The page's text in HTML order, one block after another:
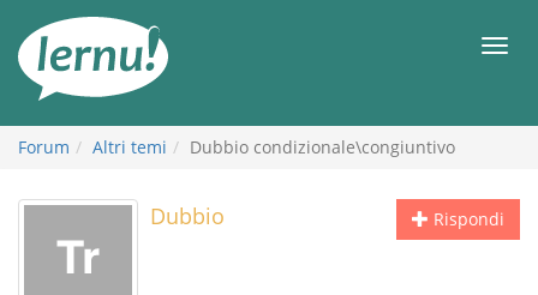
all’indice
Forum Altri temi Dubbio condizionale\congiuntivo
Rispondi
Dubbio